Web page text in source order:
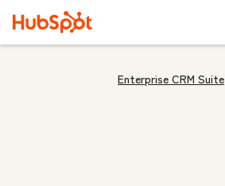
Enterprise CRM Suite